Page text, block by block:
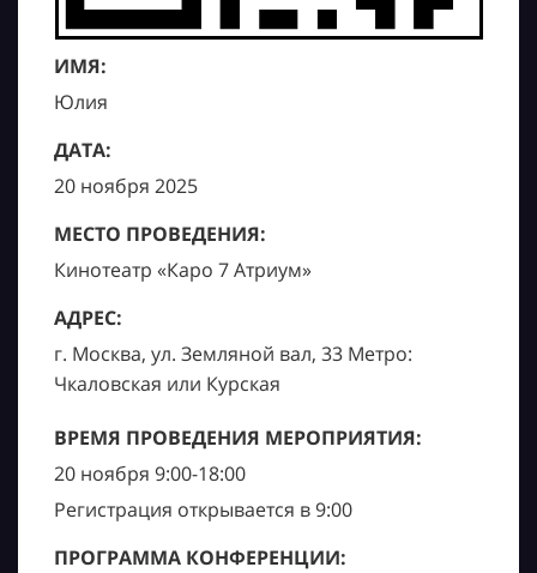
ИМЯ:
Юлия
ДАТА:
20 ноября 2025
МЕСТО ПРОВЕДЕНИЯ:
Кинотеатр «Каро 7 Атриум»
АДРЕС:
г. Москва, ул. Земляной вал, 33 Метро:
Чкаловская или Курская
ВРЕМЯ ПРОВЕДЕНИЯ МЕРОПРИЯТИЯ:
20 ноября 9:00-18:00
Регистрация открывается в 9:00
ПРОГРАММА КОНФЕРЕНЦИИ: